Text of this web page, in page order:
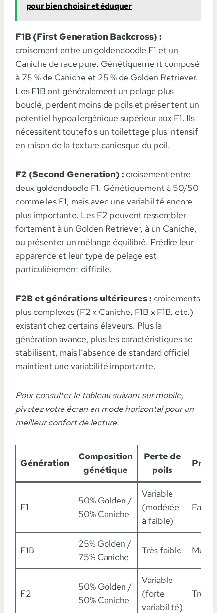
pour bien choisir et éduquer
F1B (First Generation Backcross) :
croisement entre un goldendoodle F1 et un
Caniche de race pure. Génétiquement composé
à 75 % de Caniche et 25 % de Golden Retriever.
Les F1B ont généralement un pelage plus
bouclé, perdent moins de poils et présentent un
potentiel hypoallergénique supérieur aux F1. Ils
nécessitent toutefois un toilettage plus intensif
en raison de la texture caniesque du poil.
F2 (Second Generation) : croisement entre
deux goldendoodle F1. Génétiquement à 50/50
comme les F1, mais avec une variabilité encore
plus importante. Les F2 peuvent ressembler
fortement à un Golden Retriever, à un Caniche,
ou présenter un mélange équilibré. Prédire leur
apparence et leur type de pelage est
particulièrement difficile.
F2B et générations ultérieures : croisements
plus complexes (F2 x Caniche, F1B x F1B, etc.)
existant chez certains éleveurs. Plus la
génération avance, plus les caractéristiques se
stabilisent, mais l’absence de standard officiel
maintient une variabilité importante.
Pour consulter le tableau suivant sur mobile,
pivotez votre écran en mode horizontal pour un
meilleur confort de lecture.
Génération
Composition
génétique
Perte de
poils
F1
50% Golden /
50% Caniche
Variable
(modérée
à faible)
Faible
F1B
25% Golden /
75% Caniche
Très faible
F2
50% Golden /
50% Caniche
Variable
(forte
variabilité)
Très